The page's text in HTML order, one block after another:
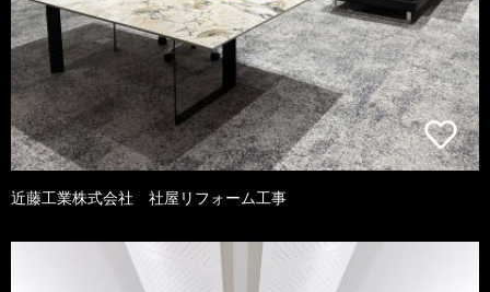
近藤工業株式会社 社屋リフォーム工事